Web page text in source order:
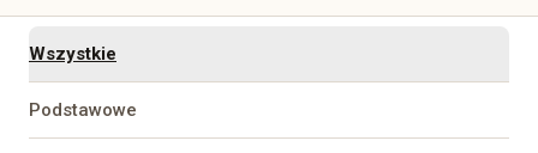
Wszystkie
Podstawowe